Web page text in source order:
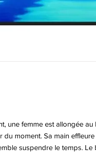
une femme est allongée
moment. Sa main effleure
suspendre le temps.